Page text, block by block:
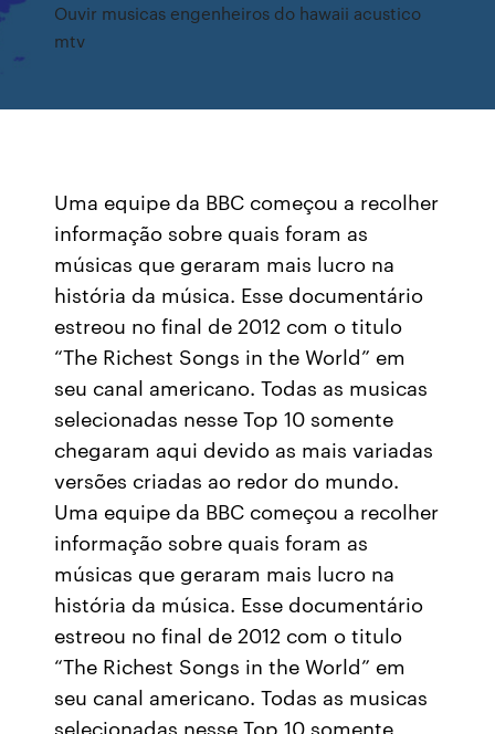
Ouvir musicas engenheiros do hawaii acustico
mtv
Uma equipe da BBC começou a recolher
informação sobre quais foram as
músicas que geraram mais lucro na
história da música. Esse documentário
estreou no final de 2012 com o titulo
“The Richest Songs in the World” em
seu canal americano. Todas as musicas
selecionadas nesse Top 10 somente
chegaram aqui devido as mais variadas
versões criadas ao redor do mundo.
Uma equipe da BBC começou a recolher
informação sobre quais foram as
músicas que geraram mais lucro na
história da música. Esse documentário
estreou no final de 2012 com o titulo
“The Richest Songs in the World” em
seu canal americano. Todas as musicas
selecionadas nesse Top 10 somente